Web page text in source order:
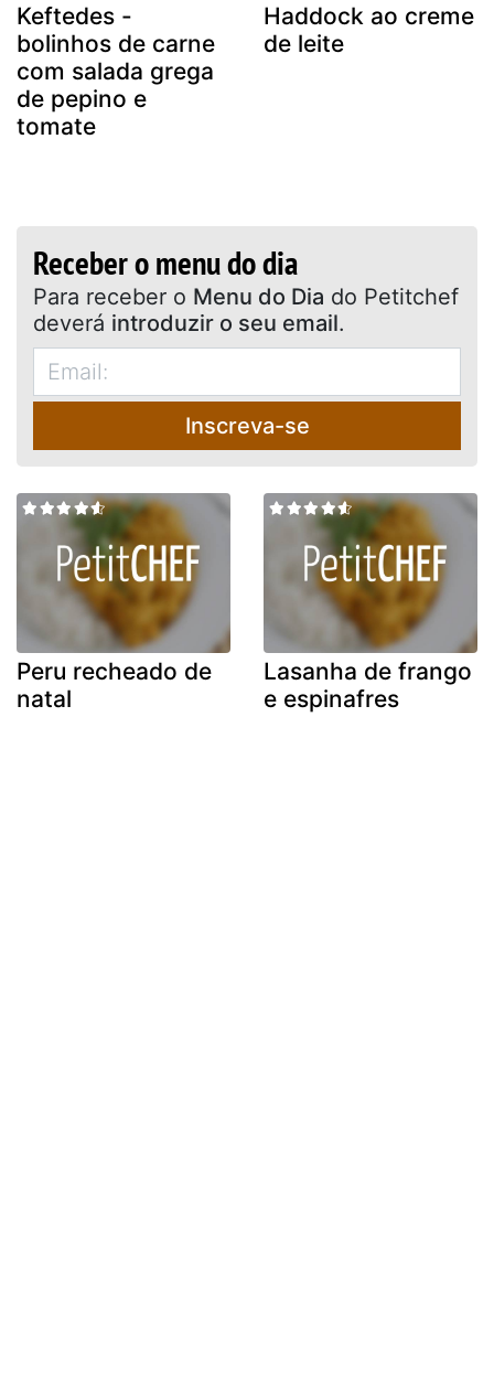
Keftedes -
bolinhos de carne
com salada grega
de pepino e
tomate
Haddock ao creme
de leite
Receber o menu do dia
Para receber o Menu do Dia do Petitchef
deverá introduzir o seu email.
Inscreva-se
Peru recheado de
natal
Lasanha de frango
e espinafres